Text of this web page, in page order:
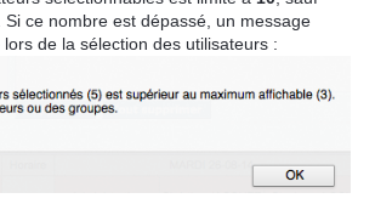
Si ce nombre est dépassé, un message
de la sélection des utilisateurs :